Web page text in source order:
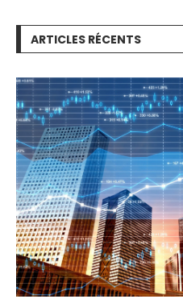
ARTICLES RÉCENTS